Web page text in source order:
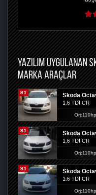
YAZILIM UYGULANAN
MARKA ARAÇLAR
S1 Skoda
1.6 TDI CR
S1 Skoda
1.6 TDI CR
S1 Skoda
1.6 TDI CR